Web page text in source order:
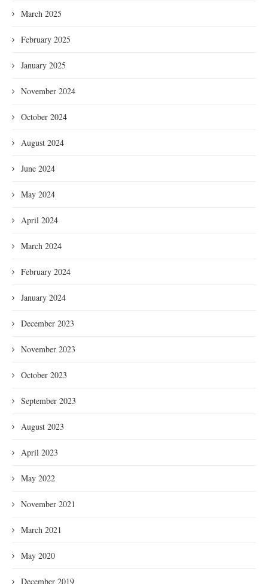
March 2025
February 2025
January 2025
November 2024
October 2024
August 2024
June 2024
May 2024
April 2024
March 2024
February 2024
January 2024
December 2023
November 2023
October 2023
September 2023
August 2023
April 2023
May 2022
November 2021
March 2021
May 2020
December 2019